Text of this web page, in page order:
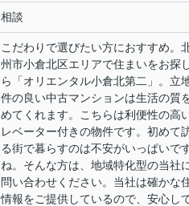
相談
こだわりで選びたい方におすすめ。
州市小倉北区エリアで住まいをお探
ら「オリエンタル小倉北第二」。立
件の良い中古マンションは生活の質
めてくれます。こちらは利便性の高
レベーター付きの物件です。初めて
る街で暮らすのは不安がいっぱいで
ね。そんな方は、地域特化型の当社
問い合わせください。当社は確かな
情報をご提供しているので、安心し